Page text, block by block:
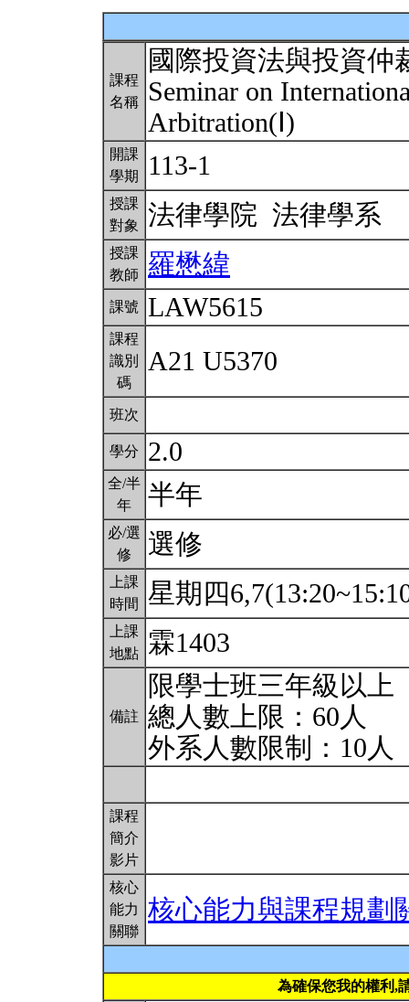
課程
名稱
國際投資法與投資仲
Seminar on
Arbitration(Ⅰ)
開課
學期
113-1
授課
對象
法律學院 法律學系
授課
教師
羅懋緯
課號 LAW5615
課程
識別
碼
A21 U5370
班次
學分 2.0
全/半
年
半年
必/選
修
選修
上課
時間
星期四
上課
地點
霖1403
備註
限學士班三年級以上
總人數上限：60人
外系人數限制：10人
課程
簡介
影片
核心
能力
關聯
核心能力與課程規劃
為確保您我的權利,